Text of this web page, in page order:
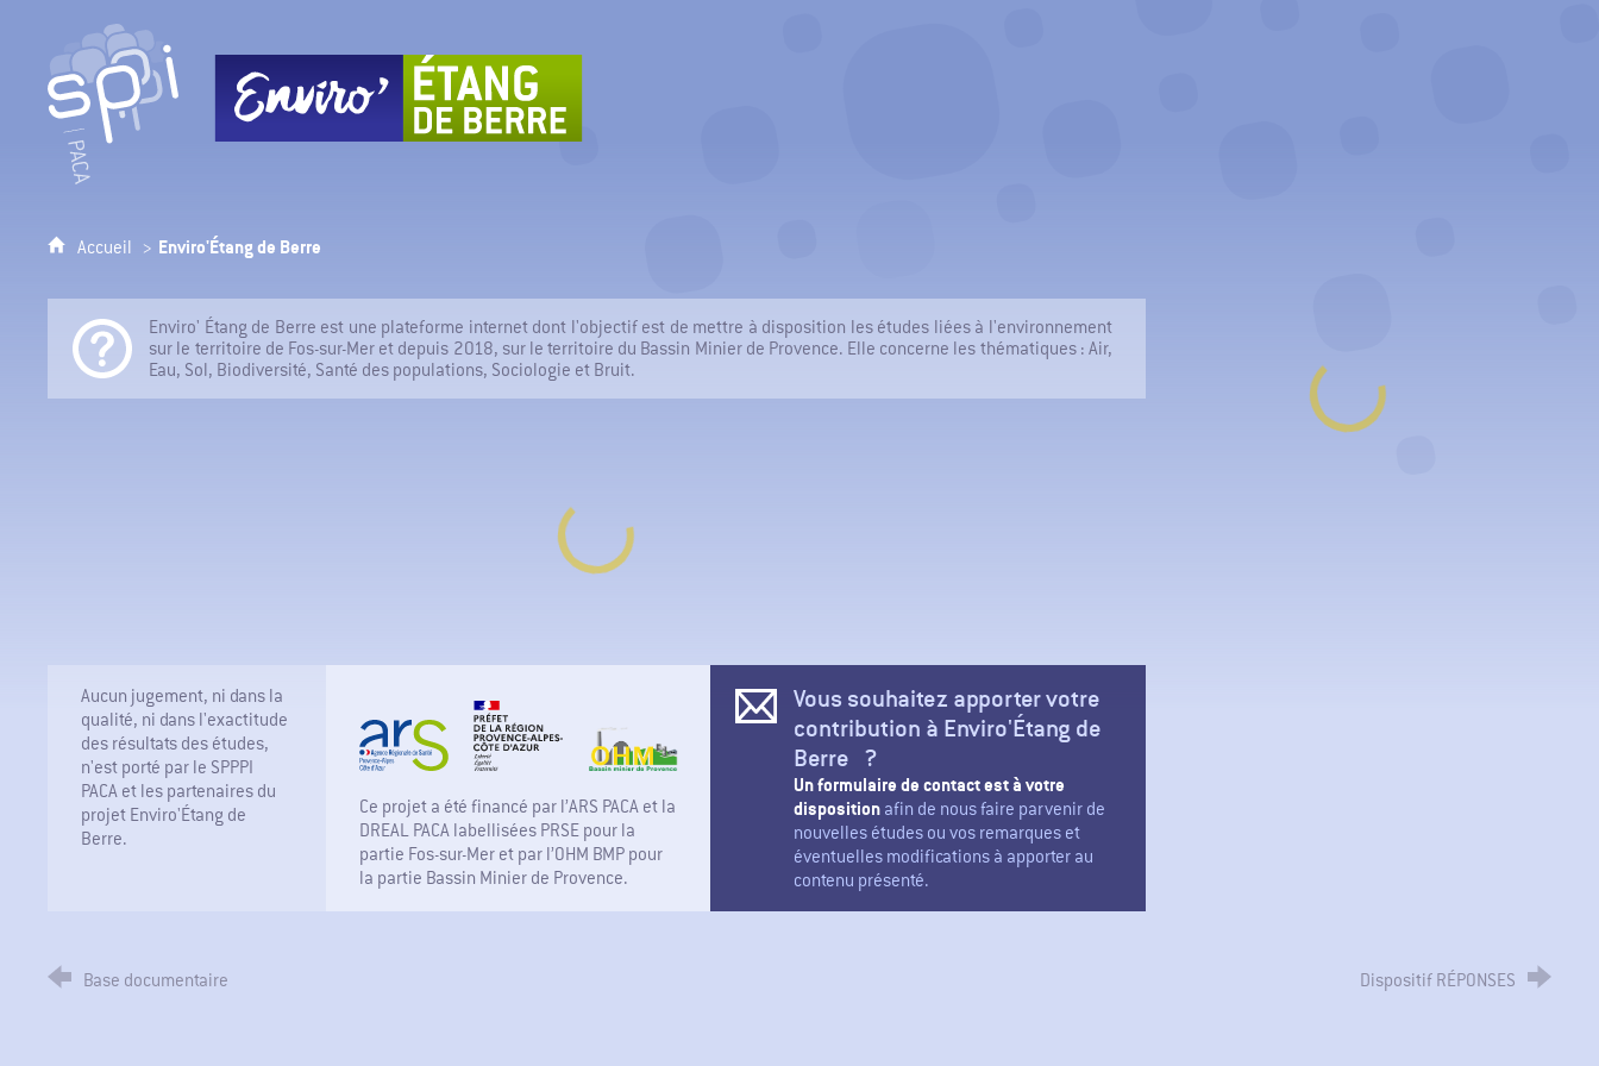
SPPPI Paca - Secrétariat Permanent pour la Prévention des Pollutions Industrielles
Accueil Enviro'Étang de Berre
Enviro' Étang de Berre est une plateforme internet dont l'objectif est de mettre à disposition les études liées à l'environnement
sur le territoire de Fos-sur-Mer et depuis 2018, sur le territoire du Bassin Minier de Provence. Elle concerne les thématiques : Air,
Eau, Sol, Biodiversité, Santé des populations, Sociologie et Bruit.
Aucun jugement, ni dans la
qualité, ni dans l'exactitude
des résultats des études,
n'est porté par le SPPPI
PACA et les partenaires du
projet Enviro'Étang de
Berre.
Ce projet a été financé par l’ARS PACA et la
DREAL PACA labellisées PRSE pour la
partie Fos-sur-Mer et par l’OHM BMP pour
la partie Bassin Minier de Provence.
Vous souhaitez apporter votre
contribution à Enviro'Étang de
Berre ?
Un formulaire de contact est à votre
disposition afin de nous faire parvenir de
nouvelles études ou vos remarques et
éventuelles modifications à apporter au
contenu présenté.
Base documentaire Dispositif RÉPONSES